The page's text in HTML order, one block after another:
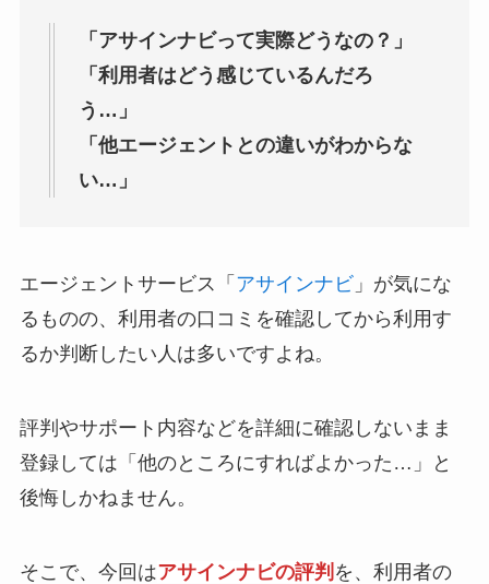
「アサインナビって実際どうなの？」
「利用者はどう感じているんだろ
う…」
「他エージェントとの違いがわからな
い…」
エージェントサービス「 アサインナビ」が気にな
るものの、利用者の口コミを確認してから利用す
るか判断したい人は多いですよね。
評判やサポート内容などを詳細に確認しないまま
登録しては「他のところにすればよかった…」と
後悔しかねません。
そこで、今回はアサインナビの評判 を、利用者の